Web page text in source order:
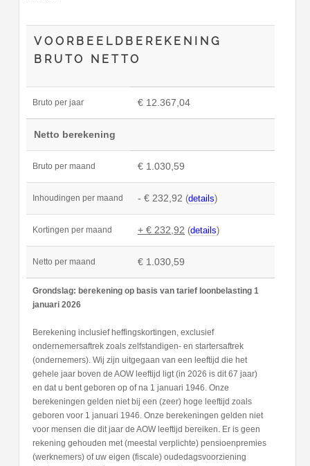
VOORBEELDBEREKENING
BRUTO NETTO
Bruto per jaar € 12.367,04
Netto berekening
Bruto per maand € 1.030,59
Inhoudingen per maand - € 232,92 (details)
Kortingen per maand + € 232,92 (details)
Netto per maand € 1.030,59
Grondslag: berekening op basis van tarief loonbelasting 1
januari 2026
Berekening inclusief heffingskortingen, exclusief
ondernemersaftrek zoals zelfstandigen- en startersaftrek
(ondernemers). Wij zijn uitgegaan van een leeftijd die het
gehele jaar boven de AOW leeftijd ligt (in 2026 is dit 67 jaar)
en dat u bent geboren op of na 1 januari 1946. Onze
berekeningen gelden niet bij een (zeer) hoge leeftijd zoals
geboren voor 1 januari 1946. Onze berekeningen gelden niet
voor mensen die dit jaar de AOW leeftijd bereiken. Er is geen
rekening gehouden met (meestal verplichte) pensioenpremies
(werknemers) of uw eigen (fiscale) oudedagsvoorziening